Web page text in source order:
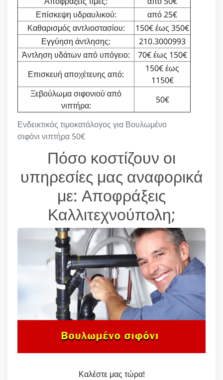
Ενδεικτικός τιμοκατάλογος για Βουλωμένο
σιφόνι νιπτήρα 50€
Επίσκεψη υδραυλικού:
από 25€
Καθαρισμός αντλιοστασίου:
150€ έως 350€
Εγγύηση άντλησης:
210.3000993
Άντληση υδάτων από υπόγειο:
70€ έως 150€
Επισκευή αποχέτευης από:
150€ έως
1150€
Ξεβούλωμα σιφονιού από
νιπτήρα:
50€
Πόσο κοστίζουν οι
υπηρεσίες μας αναφορικά
με: Αποφράξεις
Καλλιτεχνούπολη;
Καλέστε μας τώρα!